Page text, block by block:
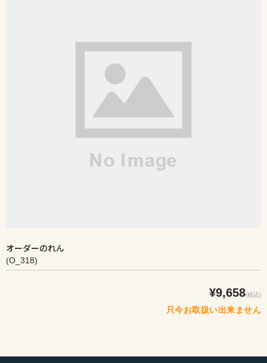
オーダーのれん
(O_318)
¥9,658(税込)
只今お取扱い出来ません